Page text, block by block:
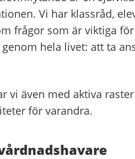
Vi har klassråd,
frågor som är viktiga
hela livet: att ta
vi även med aktiva
för varandra.